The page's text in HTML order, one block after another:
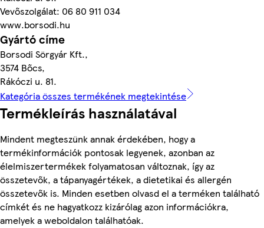
Vevőszolgálat: 06 80 911 034
www.borsodi.hu
Gyártó címe
Borsodi Sörgyár Kft.,
3574 Bőcs,
Rákóczi u. 81.
Kategória összes termékének megtekintése
Termékleírás használatával
Mindent megteszünk annak érdekében, hogy a
termékinformációk pontosak legyenek, azonban az
élelmiszertermékek folyamatosan változnak, így az
összetevők, a tápanyagértékek, a dietetikai és allergén
összetevők is. Minden esetben olvasd el a terméken található
címkét és ne hagyatkozz kizárólag azon információkra,
amelyek a weboldalon találhatóak.